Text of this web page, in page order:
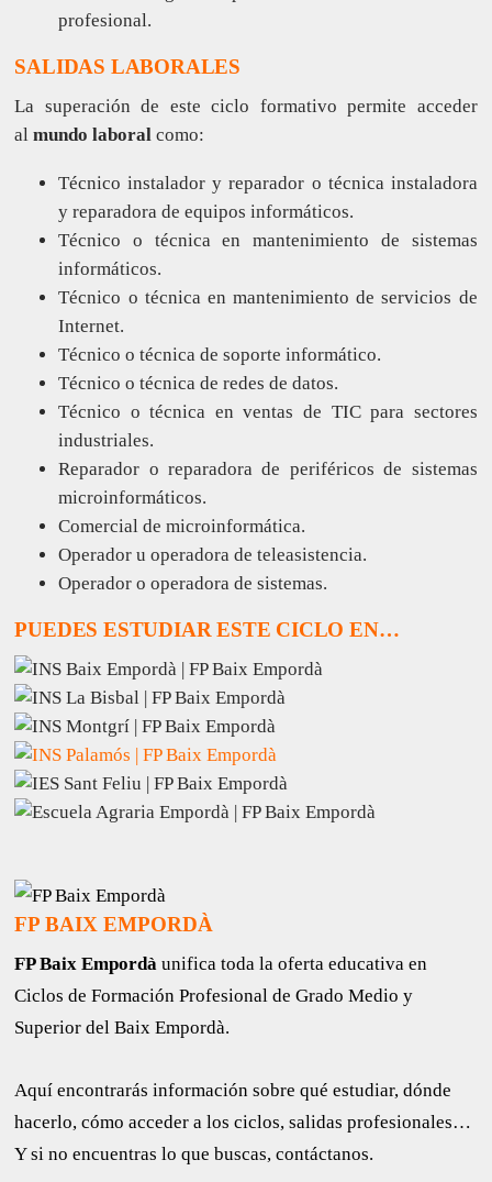
profesional.
SALIDAS LABORALES
La superación de este ciclo formativo permite acceder
almundo laboral como:
Técnico instalador y reparador o técnica instaladora
y reparadora de equipos informáticos.
Técnico o técnica en mantenimiento de sistemas
informáticos.
Técnico o técnica en mantenimiento de servicios de
Internet.
Técnico o técnica de soporte informático.
Técnico o técnica de redes de datos.
Técnico o técnica en ventas de TIC para sectores
industriales.
Reparador o reparadora de periféricos de sistemas
microinformáticos.
Comercial de microinformática.
Operador u operadora de teleasistencia.
Operador o operadora de sistemas.
PUEDES ESTUDIAR ESTE CICLO EN…
FP BAIX EMPORDÀ
FP Baix Empordàunifica toda la oferta educativa en
Ciclos de Formación Profesional de Grado Medio y
Superior del Baix Empordà.
Aquí encontrarás información sobre qué estudiar, dónde
hacerlo, cómo acceder a los ciclos, salidas profesionales…
Y si no encuentras lo que buscas, contáctanos.